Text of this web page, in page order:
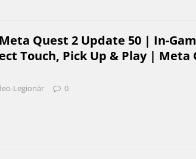
Quest 2 Update 50 | In-
Touch, Pick Up & Play | Meta
Legionär 0